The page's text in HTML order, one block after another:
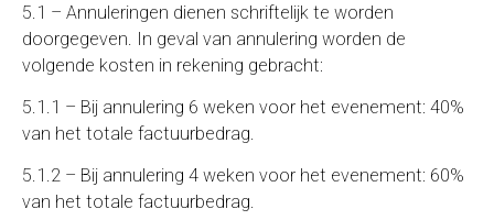
5.1 – Annuleringen dienen schriftelijk te worden
doorgegeven. In geval van annulering worden de
volgende kosten in rekening gebracht:
5.1.1 – Bij annulering 6 weken voor het evenement: 40%
van het totale factuurbedrag.
5.1.2 – Bij annulering 4 weken voor het evenement: 60%
van het totale factuurbedrag.